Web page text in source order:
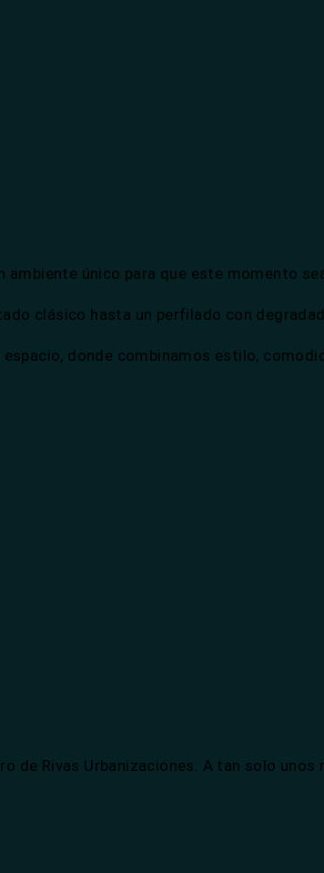
ambiente único para que este momento
clásico hasta un perfilado con
donde combinamos estilo,
de Rivas Urbanizaciones. A tan solo